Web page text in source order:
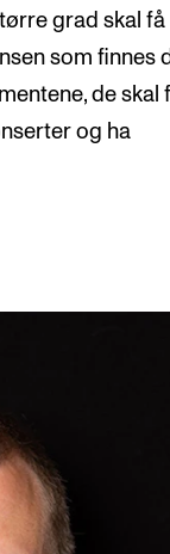
grad skal få
som finnes
de skal
og ha